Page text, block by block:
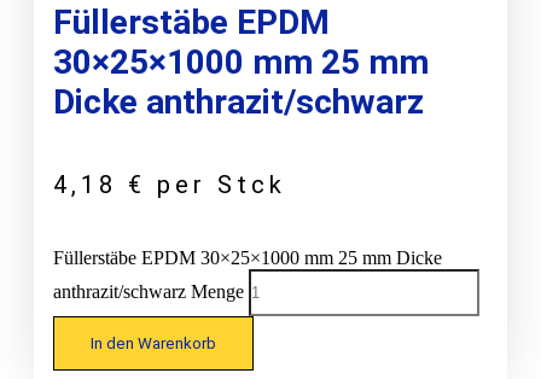
Füllerstäbe EPDM
30×25×1000 mm 25 mm
Dicke anthrazit/schwarz
4,18 € per Stck
Füllerstäbe EPDM 30×25×1000 mm 25 mm Dicke
anthrazit/schwarz Menge
In den Warenkorb